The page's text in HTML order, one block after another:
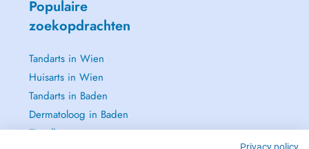
Populaire
zoekopdrachten
Tandarts in Wien
Huisarts in Wien
Tandarts in Baden
Dermatoloog in Baden
Zie alle →